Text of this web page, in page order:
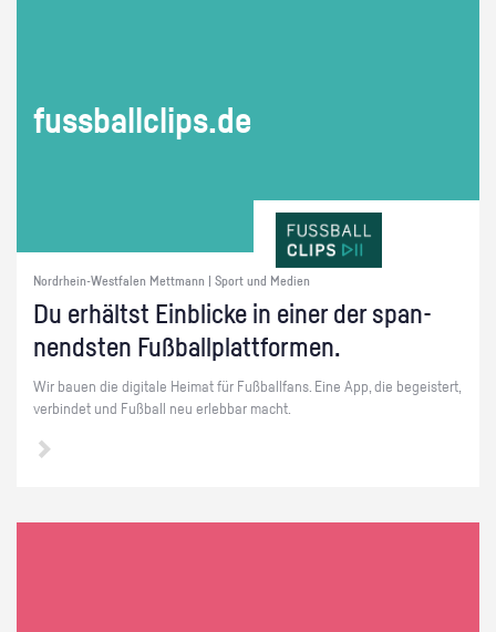
fuss­ball­clips.de
Nordrhein-Westfalen Mettmann | Sport und Medien
Du er­hältst Ein­bli­cke in einer der span­
nends­ten Fuß­ball­platt­for­men.
Wir bauen die di­gi­ta­le Hei­mat für Fuß­ball­fans. Eine App, die be­geis­tert,
ver­bin­det und Fuß­ball neu er­leb­bar macht.